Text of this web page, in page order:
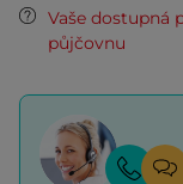
Vaše dostupná
půjčovnu